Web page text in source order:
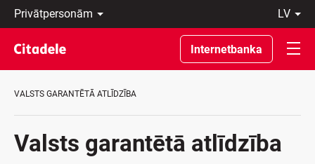
Privātpersonām
Uzņēmumiem
Private
Banking
Par
C
lv
Latviski
По-
русски
In
Internetbanka
VALSTS GARANTĒTĀ ATLĪDZĪBA
Valsts garantētā atlīdzība